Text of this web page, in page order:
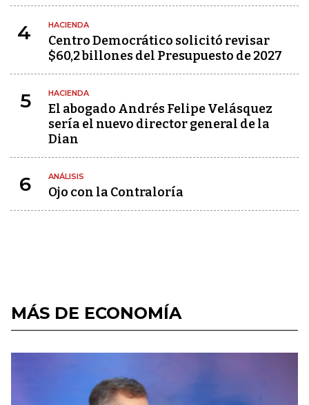
4 HACIENDA
Centro Democrático solicitó revisar
$60,2 billones del Presupuesto de 2027
5 HACIENDA
El abogado Andrés Felipe Velásquez
sería el nuevo director general de la
Dian
6 ANÁLISIS
Ojo con la Contraloría
MÁS DE ECONOMÍA